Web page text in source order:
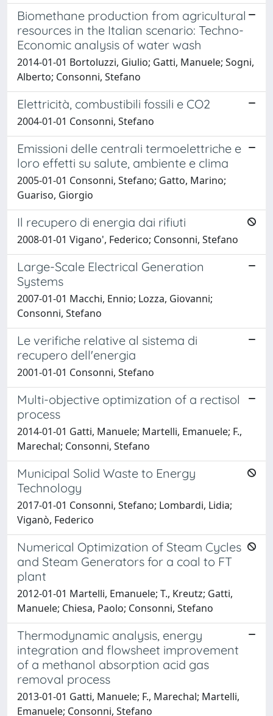
Biomethane production from agricultural
resources in the Italian scenario: Techno-
Economic analysis of water wash
2014-01-01 Bortoluzzi, Giulio; Gatti, Manuele; Sogni,
Alberto; Consonni, Stefano
Elettricità, combustibili fossili e CO2
2004-01-01 Consonni, Stefano
Emissioni delle centrali termoelettriche e
loro effetti su salute, ambiente e clima
2005-01-01 Consonni, Stefano; Gatto, Marino;
Guariso, Giorgio
Il recupero di energia dai rifiuti
2008-01-01 Vigano', Federico; Consonni, Stefano
Large-Scale Electrical Generation
Systems
2007-01-01 Macchi, Ennio; Lozza, Giovanni;
Consonni, Stefano
Le verifiche relative al sistema di
recupero dell'energia
2001-01-01 Consonni, Stefano
Multi-objective optimization of a rectisol
process
2014-01-01 Gatti, Manuele; Martelli, Emanuele; F.,
Marechal; Consonni, Stefano
Municipal Solid Waste to Energy
Technology
2017-01-01 Consonni, Stefano; Lombardi, Lidia;
Viganò, Federico
Numerical Optimization of Steam Cycles
and Steam Generators for a coal to FT
plant
2012-01-01 Martelli, Emanuele; T., Kreutz; Gatti,
Manuele; Chiesa, Paolo; Consonni, Stefano
Thermodynamic analysis, energy
integration and flowsheet improvement
of a methanol absorption acid gas
removal process
2013-01-01 Gatti, Manuele; F., Marechal; Martelli,
Emanuele; Consonni, Stefano